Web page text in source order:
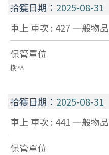
拾獲日期： 2025-08-31
車上 車次 : 427一般物品
保管單位
樹林
拾獲日期： 2025-08-31
車上 車次 : 441一般物品
保管單位